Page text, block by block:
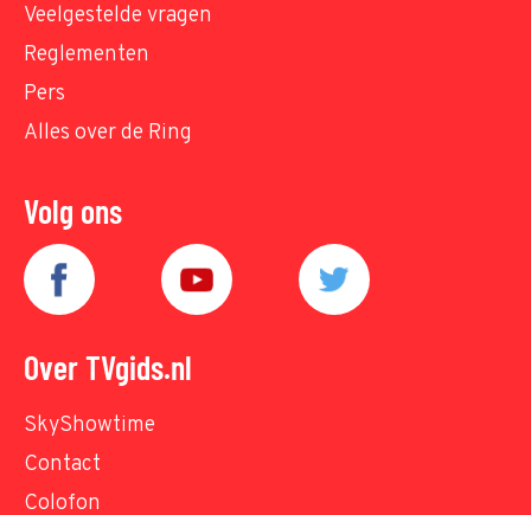
Veelgestelde vragen
Reglementen
Pers
Alles over de Ring
Volg ons
Over TVgids.nl
SkyShowtime
Contact
Colofon